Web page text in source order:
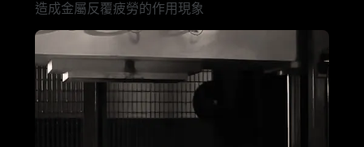
造成金屬反覆疲勞的作用現象